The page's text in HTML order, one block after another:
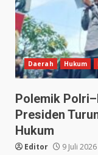
Daerah Hukum
Polemik
Presiden
Hukum
Editor 9 Juli 2026